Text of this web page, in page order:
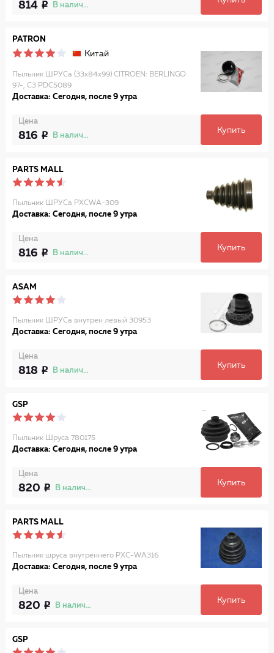
814 В наличии
PATRON
Китай
Пыльник ШРУСа (33x84x99) CITROEN: BERLINGO
97-, C3 PDC5089
Доставка: Сегодня, после 9 утра
Цена
816 В наличии
Купить
PARTS MALL
Пыльник ШРУСа PXCWA-309
Доставка: Сегодня, после 9 утра
Цена
816 В наличии
Купить
ASAM
Пыльник ШРУСа внутрен левый 30953
Доставка: Сегодня, после 9 утра
Цена
818 В наличии
Купить
GSP
Пыльник Шруса 780175
Доставка: Сегодня, после 9 утра
Цена
820 В наличии
Купить
PARTS MALL
Пыльник шруса внутреннего PXC-WA316
Доставка: Сегодня, после 9 утра
Цена
820 В наличии
Купить
GSP